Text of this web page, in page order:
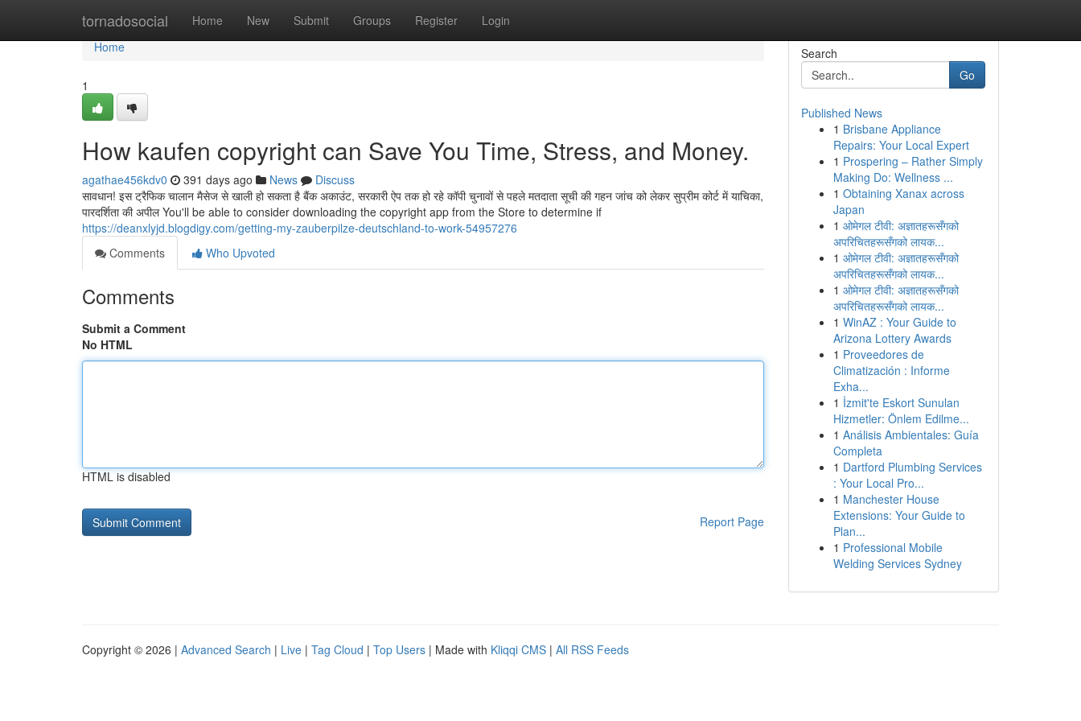
tornadosocial Home New Submit Groups Register Login
Home
Home
1
How kaufen copyright can Save You Time, Stress, and Money.
agathae456kdv0 391 days ago News
Discuss
सावधान! इस ट्रैफिक चालान मैसेज से खाली हो सकता है बैंक अकाउंट, सरकारी ऐप तक हो रहे कॉपी चुनावों से पहले मतदाता सूची की गहन जांच को लेकर सुप्रीम कोर्ट में याचिका,
पारदर्शिता की अपील You'll be able to consider downloading the copyright app from the Store to determine if
https://deanxlyjd.blogdigy.com/getting-my-zauberpilze-deutschland-to-work-54957276
Comments
Who Upvoted
Comments
Submit a Comment
No HTML
HTML is disabled
Report Page
Search
Go
Published News
1 Brisbane Appliance
Repairs: Your Local Expert
1 Prospering – Rather Simply
Making Do: Wellness ...
1 Obtaining Xanax across
Japan
1 ओमेगल टीवी: अज्ञातहरूसँगको
अपरिचितहरूसँगको लायक...
1 ओमेगल टीवी: अज्ञातहरूसँगको
अपरिचितहरूसँगको लायक...
1 ओमेगल टीवी: अज्ञातहरूसँगको
अपरिचितहरूसँगको लायक...
1 WinAZ : Your Guide to
Arizona Lottery Awards
1 Proveedores de
Climatización : Informe
Exha...
1 İzmit'te Eskort Sunulan
Hizmetler: Önlem Edilme...
1 Análisis Ambientales: Guía
Completa
1 Dartford Plumbing Services
: Your Local Pro...
1 Manchester House
Extensions: Your Guide to
Plan...
1 Professional Mobile
Welding Services Sydney
Copyright © 2026 | Advanced Search | Live | Tag Cloud | Top Users | Made with Kliqqi CMS | All RSS Feeds